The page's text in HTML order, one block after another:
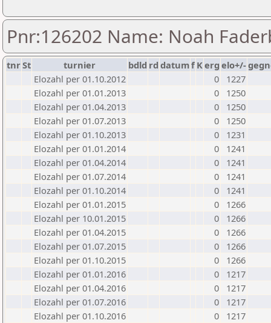
Pnr:126202 Name: Noah
tnrSt turnier bdld rd datumf Kerg elo+/-
Elozahl per 01.10.2012
0
1227
Elozahl per 01.01.2013
0
1250
Elozahl per 01.04.2013
0
1250
Elozahl per 01.07.2013
0
1250
Elozahl per 01.10.2013
0
1231
Elozahl per 01.01.2014
0
1241
Elozahl per 01.04.2014
0
1241
Elozahl per 01.07.2014
0
1241
Elozahl per 01.10.2014
0
1241
Elozahl per 01.01.2015
0
1266
Elozahl per 10.01.2015
0
1266
Elozahl per 01.04.2015
0
1266
Elozahl per 01.07.2015
0
1266
Elozahl per 01.10.2015
0
1266
Elozahl per 01.01.2016
0
1217
Elozahl per 01.04.2016
0
1217
Elozahl per 01.07.2016
0
1217
Elozahl per 01.10.2016
0
1217